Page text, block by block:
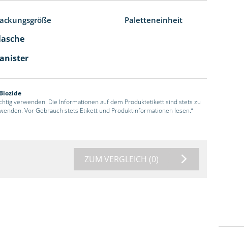
Paletteneinheit
verwenden. Die Informationen auf dem Produktetikett sind stets zu
Vor Gebrauch stets Etikett und Produktinformationen lesen.“
ZUM VERGLEICH (0)